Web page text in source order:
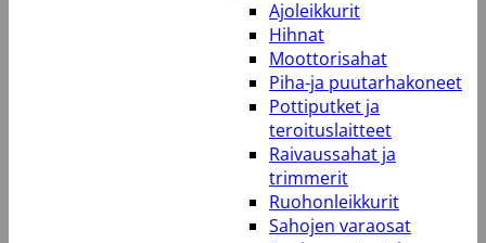
Ajoleikkurit
Hihnat
Moottorisahat
Piha-ja puutarhakoneet
Pottiputket ja
teroituslaitteet
Raivaussahat ja
trimmerit
Ruohonleikkurit
Sahojen varaosat